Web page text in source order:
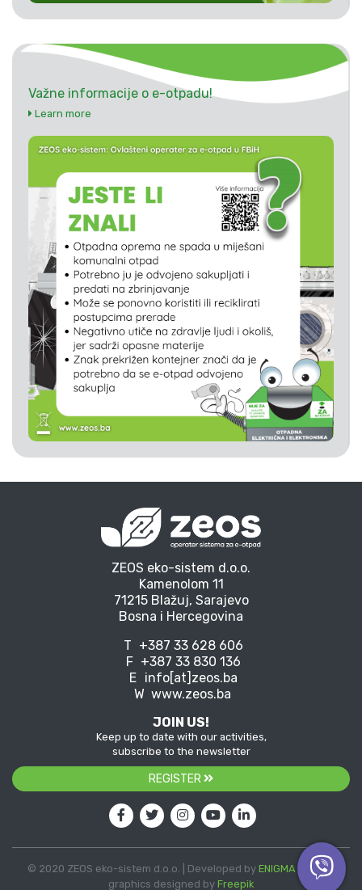
Važne informacije o e-otpadu!
Learn more
ZEOS eko-sistem d.o.o.
Kamenolom 11
71215 Blažuj, Sarajevo
Bosna i Hercegovina
T +387 33 628 606
F +387 33 830 136
E info[at]zeos.ba
W www.zeos.ba
JOIN US!
Keep up to date with our activities,
subscribe to the newsletter
REGISTER
© 2020 ZEOS eko-sistem d.o.o. | Developed by ENIGMA| Vector
graphics designed by Freepik